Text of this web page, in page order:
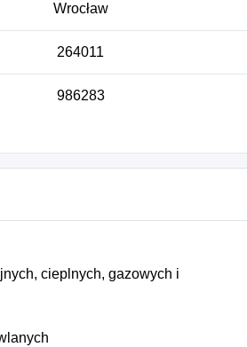
Wrocław
264011
986283
cieplnych, gazowych i